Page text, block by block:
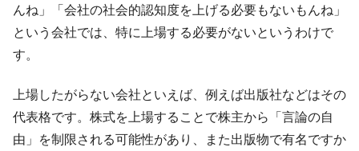
発。
『Money1』
韓国政府「ニセＫ-ブランドを通報しようキ
ャンペーン」⇒ あの名物教授も登場！
ぎ」では。
『Money1』
韓国鉄鋼最大手『POSCO』ズブズブ沈む。
営業利益80.2％も減少
んね」「会社の社会的認知度を上げる必要もないもんね」
という会社では、特に上場する必要がないというわけで
す。
上場したがらない会社といえば、例えば出版社などはその
代表格です。株式を上場することで株主から「言論の自
由」を制限される可能性があり、また出版物で有名ですか